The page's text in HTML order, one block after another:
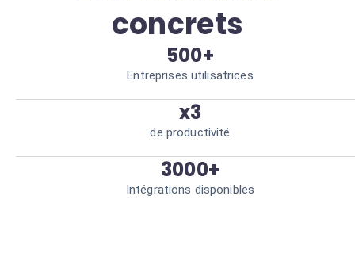
concrets
500+
Entreprises utilisatrices
x3
de productivité
3000+
Intégrations disponibles